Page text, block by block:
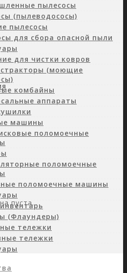
пуста.
пылесосы
(пылеводососы)
пылесосы
для сбора опасной пыли
для чистки ковров
(моющие
комбайны
аппараты
машины
поломоечные
поломоечные
поломоечные машины
(Флаундеры)
тележки
тележки